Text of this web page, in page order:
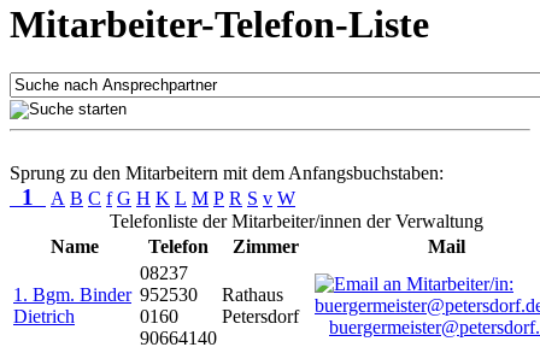
Mitarbeiter-Telefon-Liste
Sprung zu den Mitarbeitern mit dem Anfangsbuchstaben:
1 A B C f G H K L M P R S v W
Telefonliste der Mitarbeiter/innen der Verwaltung
Name
Telefon Zimmer Mail
1. Bgm. Binder
Dietrich
08237
952530
0160
90664140
Rathaus
Petersdorf